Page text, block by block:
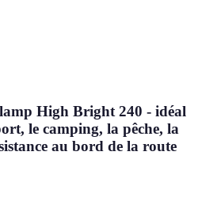
High Bright 240 - idéal
le camping, la pêche, la
au bord de la route